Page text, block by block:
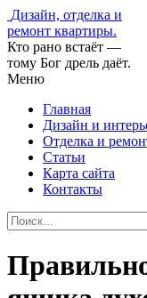
Дизайн, отделка и
ремонт квартиры.
Кто рано встаёт —
тому Бог дрель даёт.
Меню
Главная
Дизайн и
Отделка и
Статьи
Карта сайта
Контакты